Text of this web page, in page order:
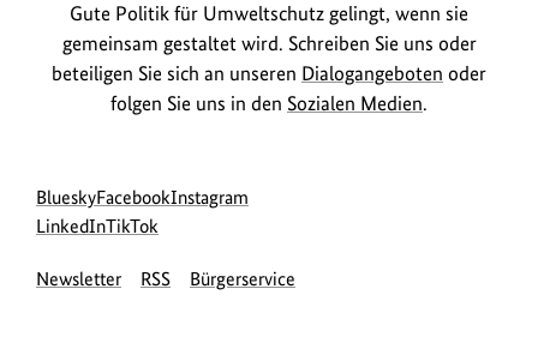
Gute Politik für Umweltschutz gelingt, wenn sie
gemeinsam gestaltet wird. Schreiben Sie uns oder
beteiligen Sie sich an unseren Dialogangeboten oder
folgen Sie uns in den Sozialen Medien.
Social
Media
Blueskyzur
Bluesky-
des
Facebookzur
des
Instagram
des
LinkedInzur
Seite
zur
Seite
TikTok
Newsletter RSS Bürgerservice